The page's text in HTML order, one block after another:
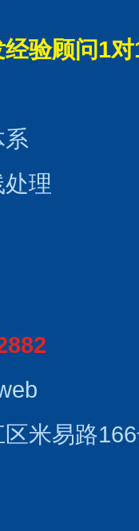
验顾问1
理
米易路